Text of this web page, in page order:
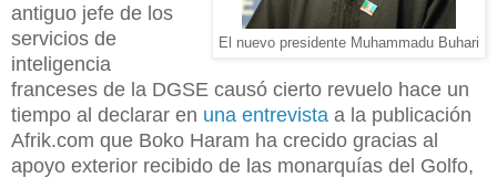
El nuevo presidente Muhammadu Buhari
antiguo jefe de los
servicios de
inteligencia
franceses de la DGSE causó cierto revuelo hace un
tiempo al declarar en una entrevista a la publicación
Afrik.com que Boko Haram ha crecido gracias al
apoyo exterior recibido de las monarquías del Golfo,